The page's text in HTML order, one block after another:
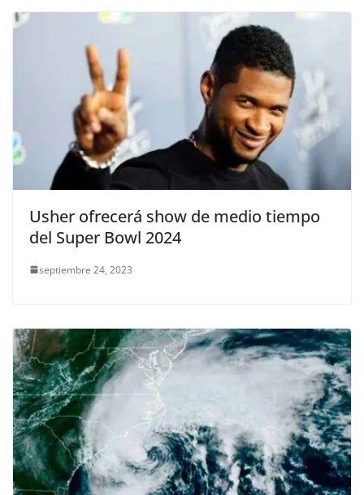
Usher ofrecerá show de medio tiempo
del Super Bowl 2024
septiembre 24, 2023